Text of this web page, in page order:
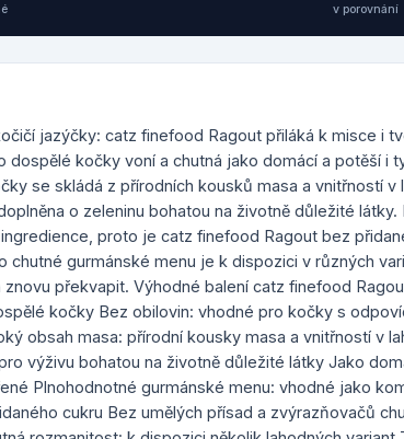
v porovnání
jazýčky: catz finefood Ragout přiláká k misce i
dospělé kočky voní a chutná jako domácí a potěší i
se skládá z přírodních kousků masa a vnitřností v
o zeleninu bohatou na životně důležité látky.
proto je catz finefood Ragout bez
chutné gurmánské menu je k dispozici v různých
překvapit. Výhodné balení catz finefood
kočky Bez obilovin: vhodné pro kočky s
obsah masa: přírodní kousky masa a vnitřností v
výživu bohatou na životně důležité látky Jako
Plnohodnotné gurmánské menu: vhodné jako
cukru Bez umělých přísad a zvýrazňovačů